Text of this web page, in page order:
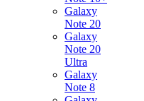
Galaxy
Note 20
Galaxy
Note 20
Ultra
Galaxy
Note 8